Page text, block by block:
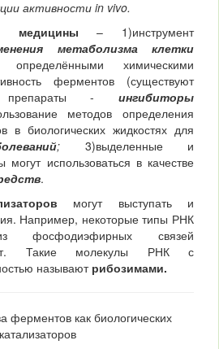
активности in vivo.
медицины – 1)инструмент
метаболизма клетки
определёнными химическими
ферментов (существуют
препараты - ингибиторы
методов определения
в биологических жидкостях для
; 3)выделенные и
использоваться в качестве
.
могут выступать и
Например, некоторые типы РНК
фосфодиэфирных связей
Такие молекулы РНК с
называют рибозимами.
ферментов как биологических
катализаторов